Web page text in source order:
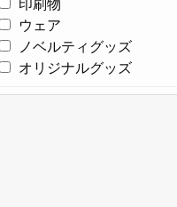
印刷物
ウェア
ノベルティグッズ
オリジナルグッズ